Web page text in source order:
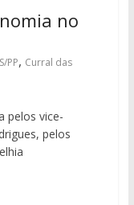
no
PP, Curral das
pelos vice-
pelos